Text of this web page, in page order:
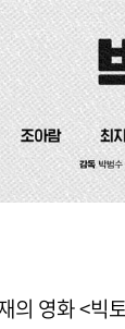
의 영화 <빅